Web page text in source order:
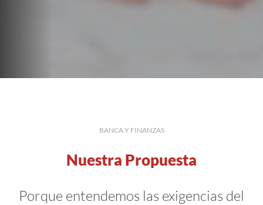
BANCA Y FINANZAS
Nuestra Propuesta
Porque entendemos las exigencias del